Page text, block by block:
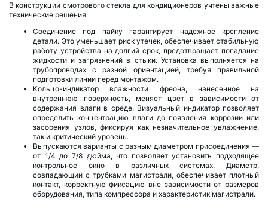
В конструкции смотрового стекла для кондиционеров учтены важные
технические решения:
Соединение под пайку гарантирует надежное крепление
детали. Это уменьшает риск утечек, обеспечивает стабильную
работу устройства на долгий срок, предотвращает попадание
жидкости и загрязнений в стыки. Установка выполняется на
трубопроводах с разной ориентацией, требуя правильной
подготовки линии перед монтажом.
Кольцо-индикатор влажности фреона, нанесенное на
внутреннюю поверхность, меняет цвет в зависимости от
содержания влаги в среде. Визуальный индикатор позволяет
определить концентрацию влаги до появления коррозии или
засорения узлов, фиксируя как незначительное увлажнение,
так и критический уровень.
Выпускаются варианты с разным диаметром присоединения —
от 1/4 до 7/8 дюйма, что позволяет установить подходящее
контрольное окно в различных системах. Диаметр,
совпадающий с трубками магистрали, обеспечивает плотный
контакт, корректную фиксацию вне зависимости от размеров
оборудования, типа компрессора и характеристик магистрали.